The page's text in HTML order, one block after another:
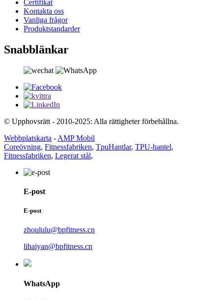
Certifikat
Kontakta oss
Vanliga frågor
Produktstandarder
Snabblänkar
© Upphovsrätt - 2010-2025: Alla rättigheter förbehållna.
Webbplatskarta - AMP Mobil
Coreövning, Fitnessfabriken, TpuHantlar, TPU-hantel,
Fitnessfabriken, Legerat stål,
E-post
E-post
zhoululu@bpfitness.cn
lihaiyan@bpfitness.cn
WhatsApp